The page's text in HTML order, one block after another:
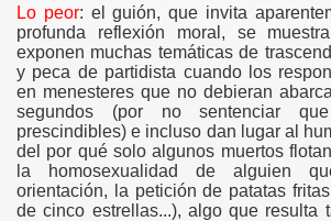
Lo peor: el guión, que invita
profunda reflexión moral, se
exponen muchas temáticas de
y peca de partidista cuando los
en menesteres que no debieran
segundos (por no sentenciar
prescindibles) e incluso dan lugar al
del por qué solo algunos muertos
la homosexualidad de alguien
orientación, la petición de patatas
de cinco estrellas...), algo que resulta